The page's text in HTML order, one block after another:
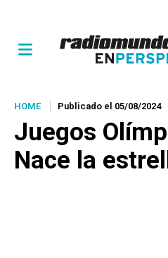
HOME Publicado el 05/08/2024
Juegos
Nace la